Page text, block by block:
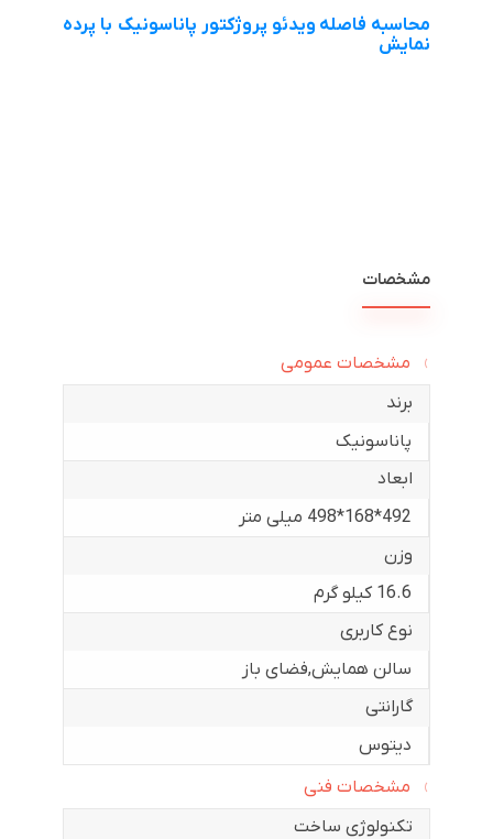
محاسبه فاصله ویدئو پروژکتور پاناسونیک با پرده
نمایش
مشخصات
مشخصات عمومی
برند
پاناسونیک
ابعاد
492*168*498 میلی متر
وزن
16.6 کیلو گرم
نوع کاربری
سالن همایش,فضای باز
گارانتی
دیتوس
مشخصات فنی
تکنولوژی ساخت